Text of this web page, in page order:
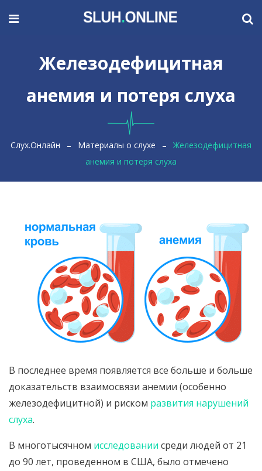
Железодефицитная
анемия и потеря слуха
Слух.Онлайн Материалы о слухе
Железодефицитная
анемия и потеря слуха
В последнее время появляется все больше и больше
доказательств взаимосвязи анемии (особенно
железодефицитной) и риском развития нарушений
слуха.
В многотысячном исследовании среди людей от 21
до 90 лет, проведенном в США, было отмечено